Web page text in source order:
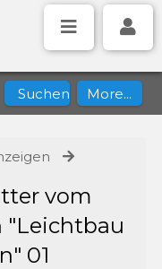
vom
"Leichtbau
01